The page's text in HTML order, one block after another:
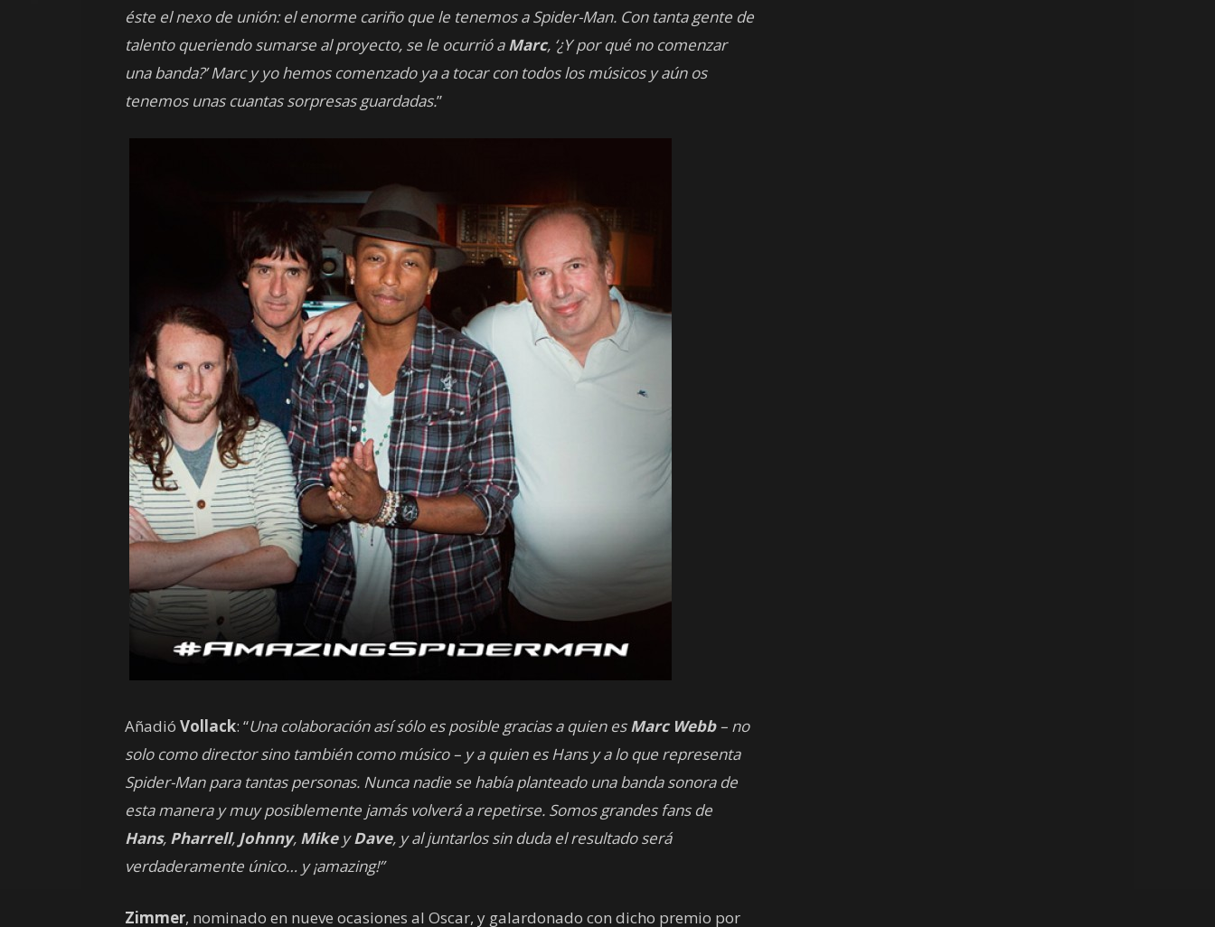
éste el nexo de unión: el enorme cariño que le tenemos a Spider-Man. Con tanta gente de
talento queriendo sumarse al proyecto, se le ocurrió aMarc, ‘¿Y por qué no comenzar
una banda?’ Marc y yo hemos comenzado ya a tocar con todos los músicos y aún os
tenemos unas cuantas sorpresas guardadas.”
Añadió Vollack: “Una colaboración así sólo es posible gracias a quien esMarc Webb– no
solo como director sino también como músico – y a quien es Hans y a lo que representa
Spider-Man para tantas personas. Nunca nadie se había planteado una banda sonora de
esta manera y muy posiblemente jamás volverá a repetirse. Somos grandes fans de
Hans, Pharrell, Johnny, MikeyDave, y al juntarlos sin duda el resultado será
verdaderamente único… y ¡amazing!”
Zimmer, nominado en nueve ocasiones al Oscar, y galardonado con dicho premio por